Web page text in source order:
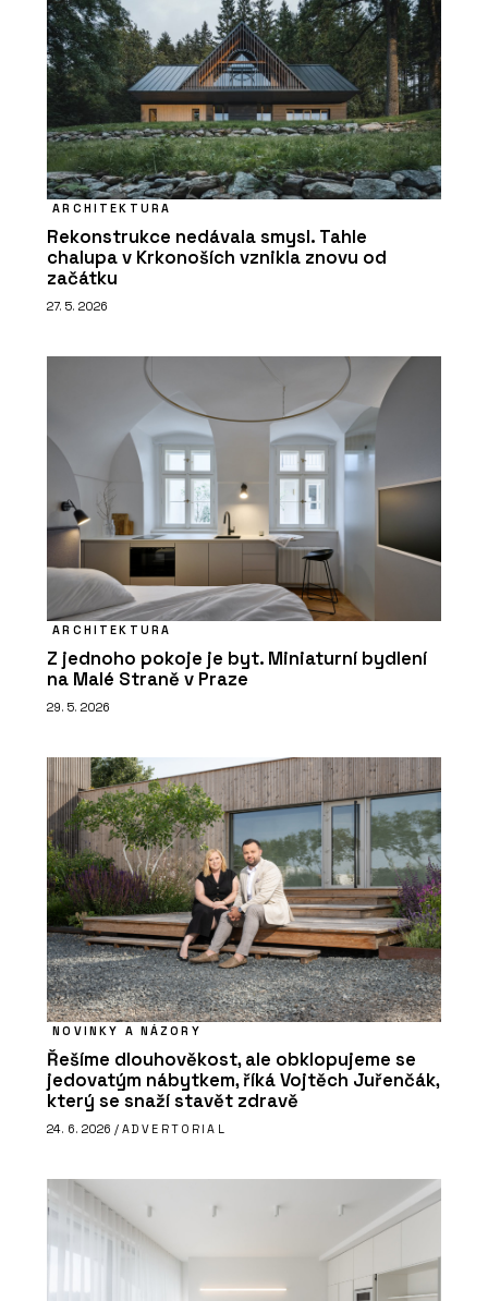
ARCHITEKTURA
Rekonstrukce nedávala smysl. Tahle
chalupa v Krkonoších vznikla znovu od
začátku
27. 5. 2026
ARCHITEKTURA
Z jednoho pokoje je byt. Miniaturní bydlení
na Malé Straně v Praze
29. 5. 2026
NOVINKY A NÁZORY
Řešíme dlouhověkost, ale obklopujeme se
jedovatým nábytkem, říká Vojtěch Juřenčák,
který se snaží stavět zdravě
24. 6. 2026 / ADVERTORIAL